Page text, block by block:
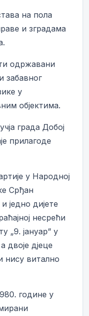
на пола
и зградама
одржавани
забавног
у
објектима.
града Добој
прилагоде
у Народној
Срђан
једно дијете
несрећи
„9. јануар” у
двоје дјеце
нису витално
године у